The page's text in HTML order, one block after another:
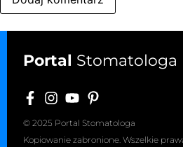
Portal Stomatologa
© 2025 Portal Stomatologa
Kopiowanie zabronione. Wszelkie